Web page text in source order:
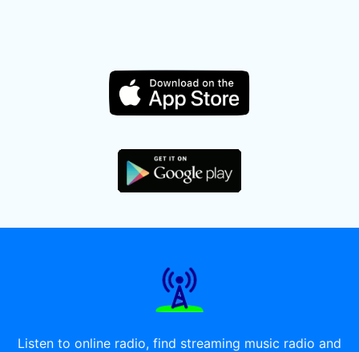
Listen to online radio, find streaming music radio and